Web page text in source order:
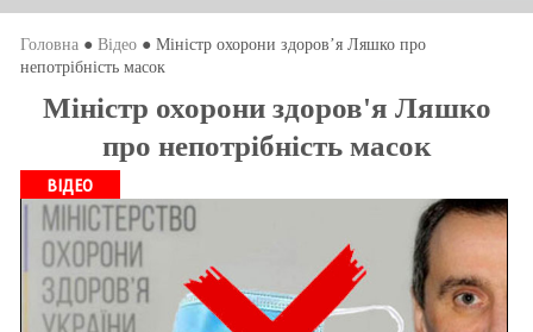
Головна● Відео● Міністр охорони здоров’я Ляшко про
непотрібність масок
Міністр охорони здоров'я Ляшко
про непотрібність масок
ВІДЕО